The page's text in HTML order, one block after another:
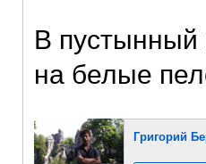
В пустынный
на белые
Григорий